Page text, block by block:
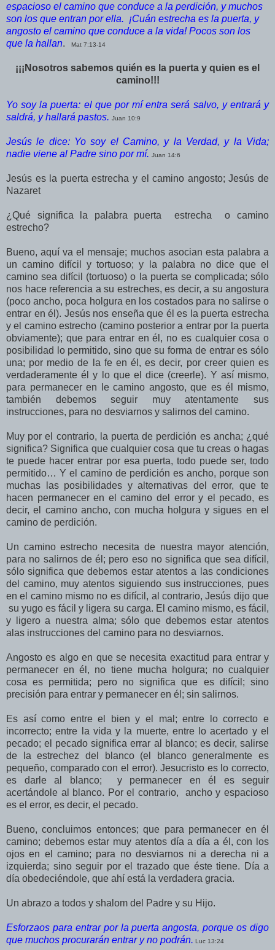
espacioso el camino que conduce a la perdición, y muchos
son los que entran por ella. ¡Cuán estrecha es la puerta, y
angosto el camino que conduce a la vida! Pocos son los
que la hallan. Mat 7:13-14
¡¡¡Nosotros sabemos quién es la puerta y quien es el
camino!!!
Yo soy la puerta: el que por mí entra será salvo, y entrará y
saldrá, y hallará pastos. Juan 10:9
Jesús le dice: Yo soy el Camino, y la Verdad, y la Vida;
nadie viene al Padre sino por mí. Juan 14:6
Jesús es la puerta estrecha y el camino angosto; Jesús de
Nazaret
¿Qué significa la palabra puerta estrecha o camino
estrecho?
Bueno, aquí va el mensaje; muchos asocian esta palabra a
un camino difícil y tortuoso; y la palabra no dice que el
camino sea difícil (tortuoso) o la puerta se complicada; sólo
nos hace referencia a su estreches, es decir, a su angostura
(poco ancho, poca holgura en los costados para no salirse o
entrar en él). Jesús nos enseña que él es la puerta estrecha
y el camino estrecho (camino posterior a entrar por la puerta
obviamente); que para entrar en él, no es cualquier cosa o
posibilidad lo permitido, sino que su forma de entrar es sólo
una; por medio de la fe en él, es decir, por creer quien es
verdaderamente él y lo que el dice (creerle). Y así mismo,
para permanecer en le camino angosto, que es él mismo,
también debemos seguir muy atentamente sus
instrucciones, para no desviarnos y salirnos del camino.
Muy por el contrario, la puerta de perdición es ancha; ¿qué
significa? Significa que cualquier cosa que tu creas o hagas
te puede hacer entrar por esa puerta, todo puede ser, todo
permitido… Y el camino de perdición es ancho, porque son
muchas las posibilidades y alternativas del error, que te
hacen permanecer en el camino del error y el pecado, es
decir, el camino ancho, con mucha holgura y sigues en el
camino de perdición.
Un camino estrecho necesita de nuestra mayor atención,
para no salirnos de él; pero eso no significa que sea difícil,
sólo significa que debemos estar atentos a las condiciones
del camino, muy atentos siguiendo sus instrucciones, pues
en el camino mismo no es difícil, al contrario, Jesús dijo que
su yugo es fácil y ligera su carga. El camino mismo, es fácil,
y ligero a nuestra alma; sólo que debemos estar atentos
alas instrucciones del camino para no desviarnos.
Angosto es algo en que se necesita exactitud para entrar y
permanecer en él, no tiene mucha holgura; no cualquier
cosa es permitida; pero no significa que es difícil; sino
precisión para entrar y permanecer en él; sin salirnos.
Es así como entre el bien y el mal; entre lo correcto e
incorrecto; entre la vida y la muerte, entre lo acertado y el
pecado; el pecado significa errar al blanco; es decir, salirse
de la estrechez del blanco (el blanco generalmente es
pequeño, comparado con el error). Jesucristo es lo correcto,
es darle al blanco; y permanecer en él es seguir
acertándole al blanco. Por el contrario, ancho y espacioso
es el error, es decir, el pecado.
Bueno, concluimos entonces; que para permanecer en él
camino; debemos estar muy atentos día a día a él, con los
ojos en el camino; para no desviarnos ni a derecha ni a
izquierda; sino seguir por el trazado que éste tiene. Día a
día obedeciéndole, que ahí está la verdadera gracia.
Un abrazo a todos y shalom del Padre y su Hijo.
Esforzaos para entrar por la puerta angosta, porque os digo
que muchos procurarán entrar y no podrán. Luc 13:24